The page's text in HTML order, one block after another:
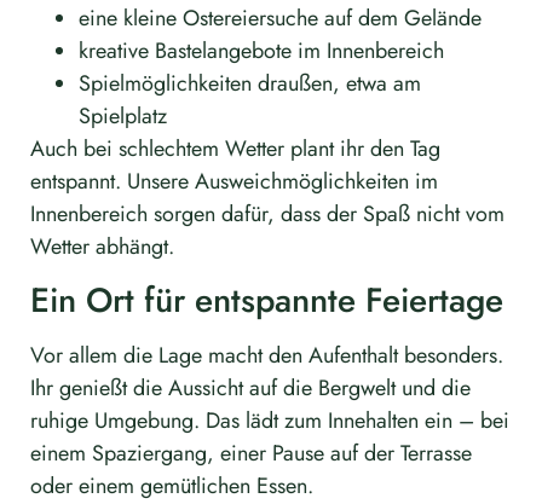
eine kleine Ostereiersuche auf dem Gelände
kreative Bastelangebote im Innenbereich
Spielmöglichkeiten draußen, etwa am
Spielplatz
Auch bei schlechtem Wetter plant ihr den Tag
entspannt. Unsere Ausweichmöglichkeiten im
Innenbereich sorgen dafür, dass der Spaß nicht vom
Wetter abhängt.
Ein Ort für entspannte Feiertage
Vor allem die Lage macht den Aufenthalt besonders.
Ihr genießt die Aussicht auf die Bergwelt und die
ruhige Umgebung. Das lädt zum Innehalten ein – bei
einem Spaziergang, einer Pause auf der Terrasse
oder einem gemütlichen Essen.